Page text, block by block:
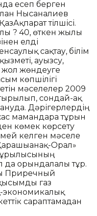
есеп берген
Нысанғалиев
тілшісі.
? 40, өткен жылы
елді
сақтау, білім
ауызсу,
жөндеуге
көпшілігі
мәселелер 2009
сондай-ақ
Дәрігерлердің
мамандарға тұрғын
көмек көрсету
келген мәселе
Орал»
да орындалғалы тұр.
Приречный
газ
экономикалық
сараптамадан